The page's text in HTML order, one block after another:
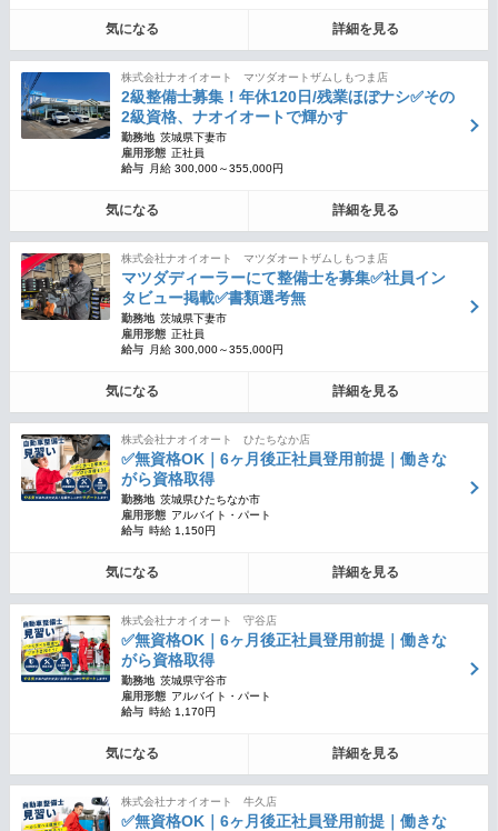
気になる 詳細を見る
株式会社ナオイオート マツダオートザムしもつま店
2級整備士募集！年休120日/残業ほぼナシ✅その
2級資格、ナオイオートで輝かす
勤務地 茨城県下妻市
雇用形態 正社員
給与
月給 300,000～355,000円
気になる 詳細を見る
株式会社ナオイオート マツダオートザムしもつま店
マツダディーラーにて整備士を募集✅社員イン
タビュー掲載✅書類選考無
勤務地 茨城県下妻市
雇用形態 正社員
給与
月給 300,000～355,000円
気になる 詳細を見る
株式会社ナオイオート ひたちなか店
✅無資格OK｜6ヶ月後正社員登用前提｜働きな
がら資格取得
勤務地 茨城県ひたちなか市
雇用形態 アルバイト・パート
給与 時給 1,150円
気になる 詳細を見る
株式会社ナオイオート 守谷店
✅無資格OK｜6ヶ月後正社員登用前提｜働きな
がら資格取得
勤務地 茨城県守谷市
雇用形態 アルバイト・パート
給与 時給 1,170円
気になる 詳細を見る
株式会社ナオイオート 牛久店
✅無資格OK｜6ヶ月後正社員登用前提｜働きな